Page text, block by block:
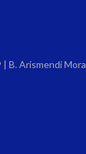
| B. Arismendi Mora